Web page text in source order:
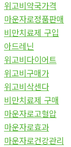
위고비약국가격
마운자로정품판매
비만치료제 구입
아드레닌
위고비다이어트
위고비구매가
위고비삭센다
비만치료제 구매
마운자로고혈압
마운자로효과
마운자로건강관리